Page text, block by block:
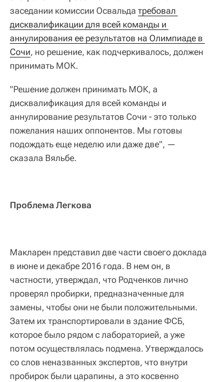
заседании комиссии Освальда требовал
дисквалификации для всей команды и
аннулирования ее результатов на Олимпиаде в
Сочи, но решение, как подчеркивалось, должен
принимать МОК.
"Решение должен принимать МОК, а
дисквалификация для всей команды и
аннулирование результатов Сочи - это только
пожелания наших оппонентов. Мы готовы
подождать еще неделю или даже две", —
сказала Вяльбе.
Проблема Легкова
Макларен представил две части своего доклада
в июне и декабре 2016 года. В нем он, в
частности, утверждал, что Родченков лично
проверял пробирки, предназначенные для
замены, чтобы они не были положительными.
Затем их транспортировали в здание ФСБ,
которое было рядом с лабораторией, а уже
потом осуществлялась подмена. Утверждалось
со слов неназванных экспертов, что внутри
пробирок были царапины, а это косвенно